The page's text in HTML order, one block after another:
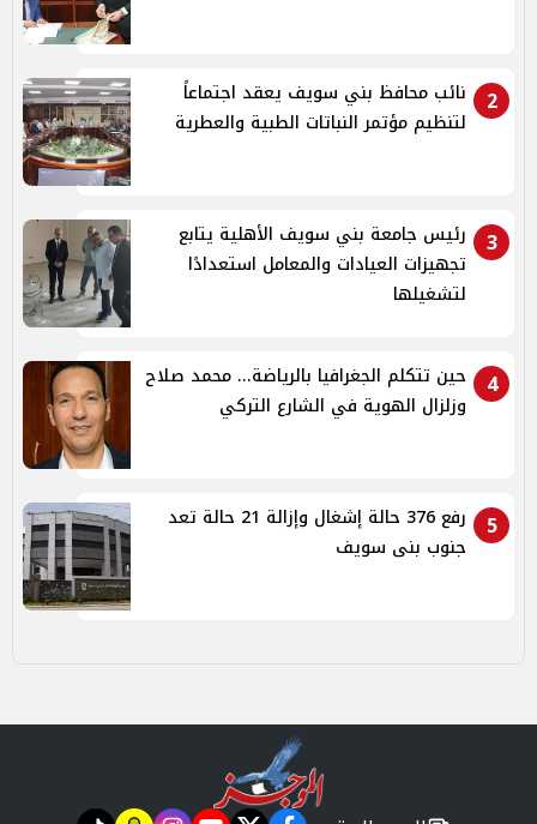
2
نائب محافظ بني سويف يعقد اجتماعاً
لتنظيم مؤتمر النباتات الطبية والعطرية
3
رئيس جامعة بني سويف الأهلية يتابع
تجهيزات العيادات والمعامل استعدادًا
لتشغيلها
4
حين تتكلم الجغرافيا بالرياضة... محمد صلاح
وزلزال الهوية في الشارع التركي
5
رفع 376 حالة إشغال وإزالة 21 حالة تعد
جنوب بنى سويف